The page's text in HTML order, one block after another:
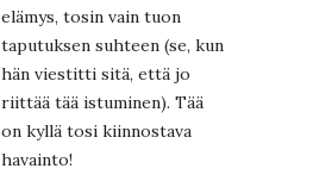
elämys, tosin vain tuon
taputuksen suhteen (se, kun
hän viestitti sitä, että jo
riittää tää istuminen). Tää
on kyllä tosi kiinnostava
havainto!